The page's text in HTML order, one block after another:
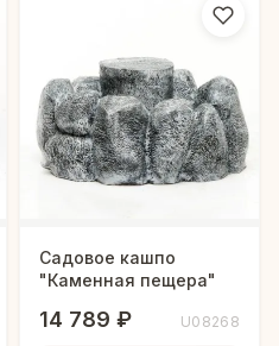
Садовое кашпо
"Каменная пещера"
14 789 ₽ U08268